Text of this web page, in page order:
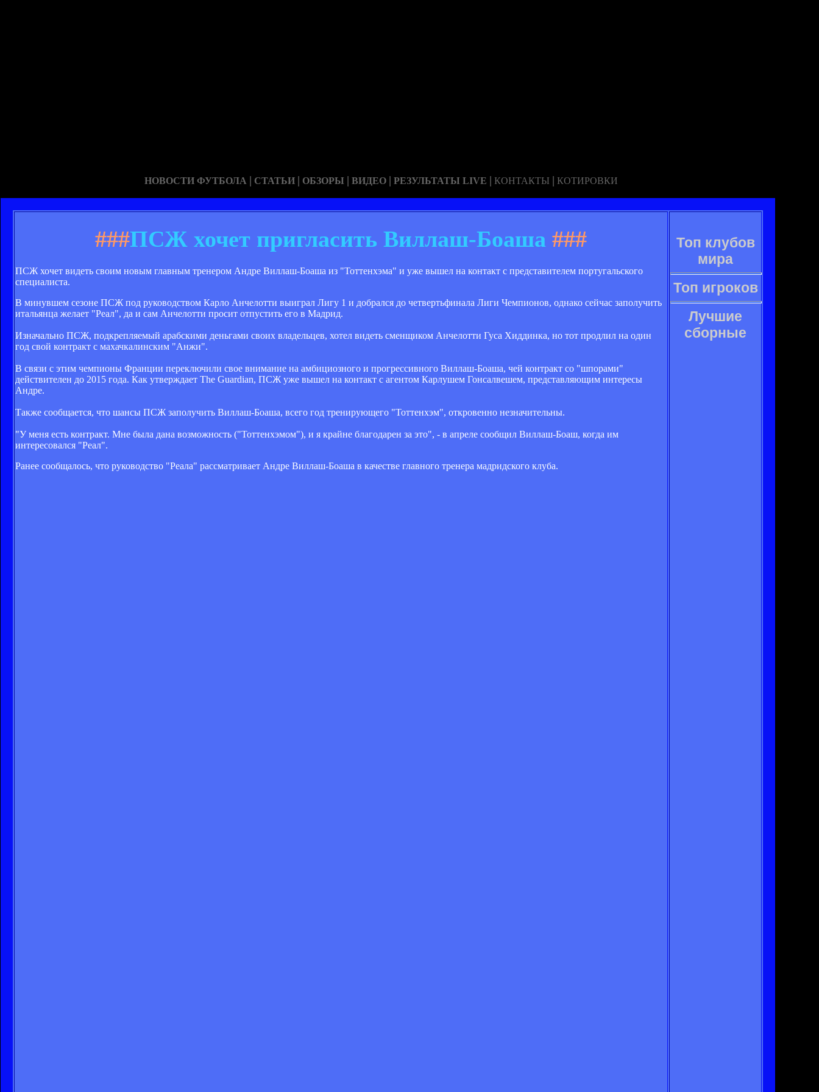
НОВОСТИ ФУТБОЛА | СТАТЬИ | ОБЗОРЫ | ВИДЕО | РЕЗУЛЬТАТЫ LIVE | КОНТАКТЫ | КОТИРОВКИ
###ПСЖ хочет пригласить Виллаш-Боаша ###
ПСЖ хочет видеть своим новым главным тренером Андре Виллаш-Боаша из "Тоттенхэма" и уже вышел на контакт с представителем португальского
специалиста.
В минувшем сезоне ПСЖ под руководством Карло Анчелотти выиграл Лигу 1 и добрался до четвертьфинала Лиги Чемпионов, однако сейчас заполучить
итальянца желает "Реал", да и сам Анчелотти просит отпустить его в Мадрид.
Изначально ПСЖ, подкрепляемый арабскими деньгами своих владельцев, хотел видеть сменщиком Анчелотти Гуса Хиддинка, но тот продлил на один
год свой контракт с махачкалинским "Анжи".
В связи с этим чемпионы Франции переключили свое внимание на амбициозного и прогрессивного Виллаш-Боаша, чей контракт со "шпорами"
действителен до 2015 года. Как утверждает The Guardian, ПСЖ уже вышел на контакт с агентом Карлушем Гонсалвешем, представляющим интересы
Андре.
Также сообщается, что шансы ПСЖ заполучить Виллаш-Боаша, всего год тренирующего "Тоттенхэм", откровенно незначительны.
"У меня есть контракт. Мне была дана возможность ("Тоттенхэмом"), и я крайне благодарен за это", - в апреле сообщил Виллаш-Боаш, когда им
интересовался "Реал".
Ранее сообщалось, что руководство "Реала" рассматривает Андре Виллаш-Боаша в качестве главного тренера мадридского клуба.
Топ клубов
мира
Топ игроков
Лучшие
сборные